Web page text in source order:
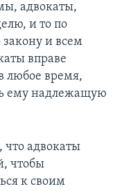
адвокаты,
и то по
закону и всем
вправе
любое время,
ему надлежащую
что адвокаты
чтобы
к своим